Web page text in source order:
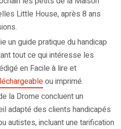
Little House, après 8 ans
un guide pratique du handicap
tout ce qui intéresse les
en Facile à lire et
ou imprimé.
la Drome concluent un
adapté des clients handicapés
autistes, incluant une tarification